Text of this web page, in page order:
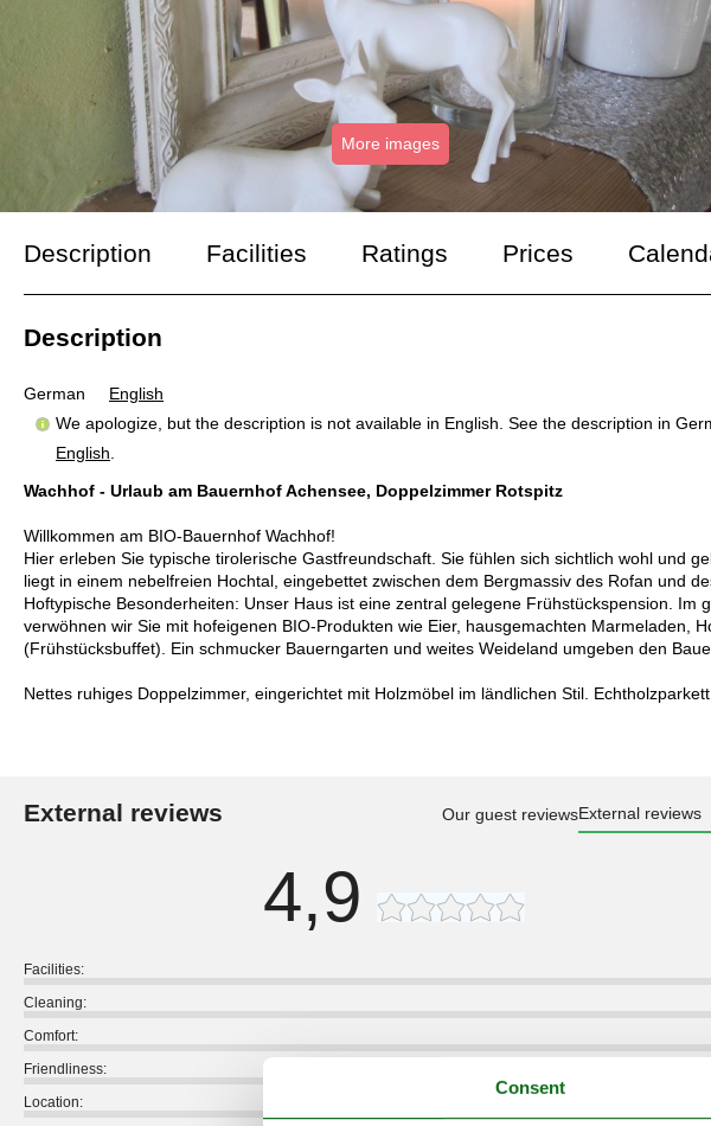
More images
Description Facilities Ratings Prices
Description
German
English
We apologize, but the description is not available in English. See the description in
English.
Wachhof - Urlaub am Bauernhof Achensee, Doppelzimmer Rotspitz
Willkommen am BIO-Bauernhof Wachhof!
Hier erleben Sie typische tirolerische Gastfreundschaft. Sie fühlen sich sichtlich wohl und
liegt in einem nebelfreien Hochtal, eingebettet zwischen dem Bergmassiv des Rofan und
Hoftypische Besonderheiten: Unser Haus ist eine zentral gelegene Frühstückspension. Im
verwöhnen wir Sie mit hofeigenen BIO-Produkten wie Eier, hausgemachten Marmeladen,
(Frühstücksbuffet). Ein schmucker Bauerngarten und weites Weideland umgeben den
Nettes ruhiges Doppelzimmer, eingerichtet mit Holzmöbel im ländlichen Stil.
External reviews Our guest reviewsExternal reviews
4,9
Facilities:
Cleaning:
Comfort:
Friendliness:
Location:
Consent